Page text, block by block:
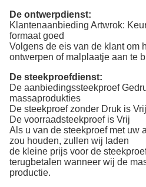
De ontwerpdienst:
Klantenaanbieding Artwrok:
formaat goed
Volgens de eis van de klant om
ontwerpen of malplaatje aan te
De steekproefdienst:
De aanbiedingssteekproef
massaprodukties
De steekproef zonder Druk is Vrij
De voorraadsteekproef is Vrij
Als u van de steekproef met uw
zou houden, zullen wij laden
de kleine prijs voor de
terugbetalen wanneer wij de
productie.